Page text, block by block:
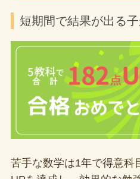
短期間で結果が出る子
苦手な数学は1年で得意科